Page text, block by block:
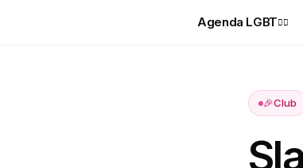
Agenda LGBT🏳️‍🌈
🎉Club